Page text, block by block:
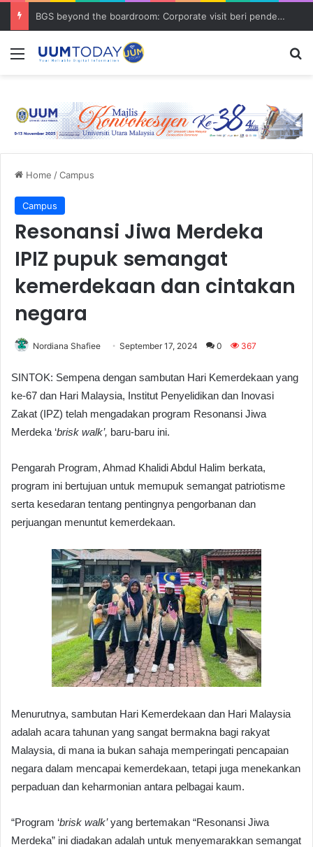
BGS beyond the boardroom: Corporate visit beri pendedahan dunia korporat kepada PELAJAR UUM
Menu
Home /Campus
Campus
Resonansi Jiwa Merdeka
IPIZ pupuk semangat
kemerdekaan dan cintakan
negara
Nordiana Shafiee September 17, 2024 0 367
SINTOK: Sempena dengan sambutan Hari Kemerdekaan yang
ke-67 dan Hari Malaysia, Institut Penyelidikan dan Inovasi
Zakat (IPZ) telah mengadakan program Resonansi Jiwa
Merdeka ‘brisk walk’, baru-baru ini.
Pengarah Program, Ahmad Khalidi Abdul Halim berkata,
program ini bertujuan untuk memupuk semangat patriotisme
serta kesedaran tentang pentingnya pengorbanan dan
perjuangan menuntut kemerdekaan.
Menurutnya, sambutan Hari Kemerdekaan dan Hari Malaysia
adalah acara tahunan yang sangat bermakna bagi rakyat
Malaysia, di mana ia bukan sahaja memperingati pencapaian
negara dalam mencapai kemerdekaan, tetapi juga menekankan
perpaduan dan keharmonian antara pelbagai kaum.
“Program ‘brisk walk’yang bertemakan “Resonansi Jiwa
Merdeka” ini diadakan adalah untuk menyemarakkan semangat